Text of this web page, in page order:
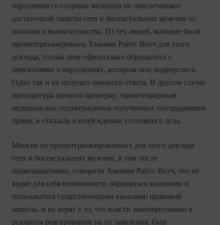
нарушения со стороны милиции не обеспечивают
достаточной защиты геев и бисексуальных мужчин от
насилия и вымогательства. Из тех людей, которые были
проинтервьюированы Хьюман Райтс Вотч для этого
доклада, только двое официально обращались с
заявлениями о нарушениях, которым они подверглись.
Один так и не получил никакого ответа. В другом случае
прокуратура провела проверку, проигнорировав
медицинские подтверждения полученных пострадавшим
травм, и отказала в возбуждении уголовного дела.
Многие из проинтервьюированных для этого доклада
геев и бисексуальных мужчин, в том числе
правозащитники, говорили Хьюман Райтс Вотч, что не
видят для себя возможности обращаться жалобами и
пользоваться существующими каналами правовой
защиты, и не верят в то, что власти заинтересованы в
реальном реагировании на их заявления. Они